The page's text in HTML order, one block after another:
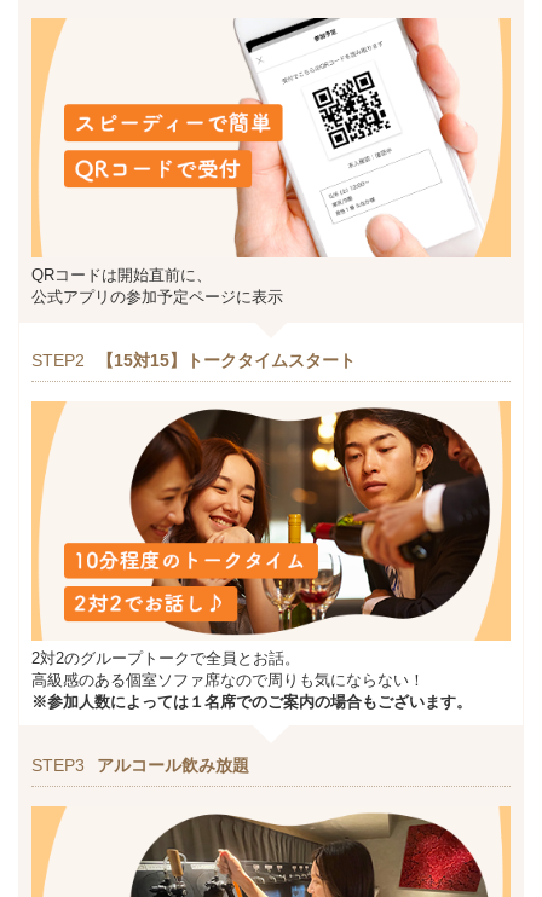
QRコードは開始直前に、
公式アプリの参加予定ページに表示
STEP2 【15対15】トークタイムスタート
2対2のグループトークで全員とお話。
高級感のある個室ソファ席なので周りも気にならない！
※参加人数によっては１名席でのご案内の場合もございます。
STEP3 アルコール飲み放題